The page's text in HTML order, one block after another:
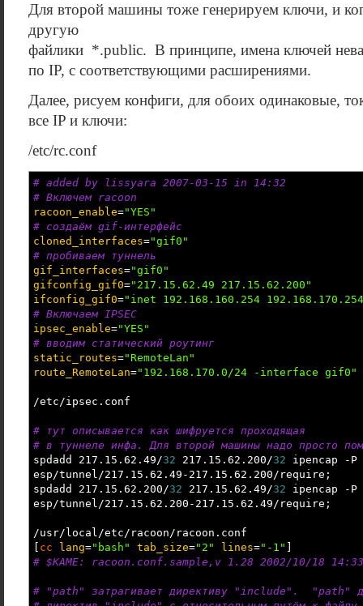
Для второй машины тоже генерируем ключи, и
другую
файлики *.public. В принципе, имена ключей
по IP, с соответствующими расширениями.
Далее, рисуем конфиги, для обоих одинаковые,
все IP и ключи:
/etc/rc.conf
# added by lissyara 2007-03-15 in 14:32
# Включем racoon
racoon_enable="YES"
# создаём gif-интерфейс
cloned_interfaces="gif0"
# пробиваем туннель
gif_interfaces="gif0"
gifconfig_gif0="217.15.62.49 217.15.62.200"
ifconfig_gif0="inet 192.168.160.254
# Включаем IPSEC
ipsec_enable="YES"
# вводим статический роутинг
static_routes="RemoteLan"
route_RemoteLan="192.168.170.0/24 -interface gif0"
/etc/ipsec.conf
# тут описывается как шифруется проходящая
# в туннеле инфа. Для второй машины надо просто
spdadd 217.15.62.49/32 217.15.62.200/32 ipencap -P
esp/tunnel/217.15.62.49-217.15.62.200/ require;
spdadd 217.15.62.200/32 217.15.62.49/32 ipencap
-P
esp/tunnel/217.15.62.200-217.15.62.49/ require;
/usr/ local/etc/ racoon/ racoon.conf
cc lang="bash" tab_size="2" lines="-1"
# $KAME: racoon.conf.sample,v 1.28 2002/10/18
# "path" затрагивает директиву "include". "path"